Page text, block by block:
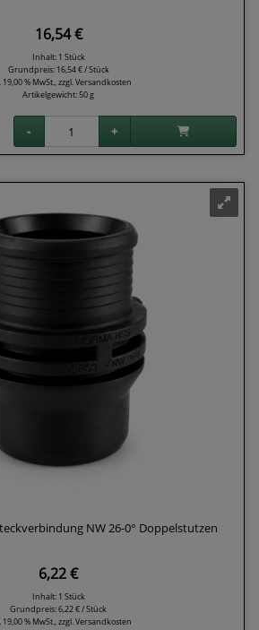
16,54 €
Inhalt: 1 Stück
Grundpreis: 16,54 € / Stück
% MwSt., zzgl.Versandkosten
Artikelgewicht: 50 g
NW 26-0° Doppelstutzen
6,22 €
Inhalt: 1 Stück
Grundpreis:6,22 € / Stück
% MwSt., zzgl.Versandkosten